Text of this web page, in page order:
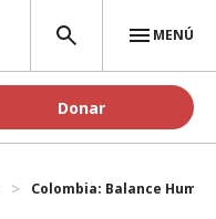
MENÚ
Donar
Colombia: Balance